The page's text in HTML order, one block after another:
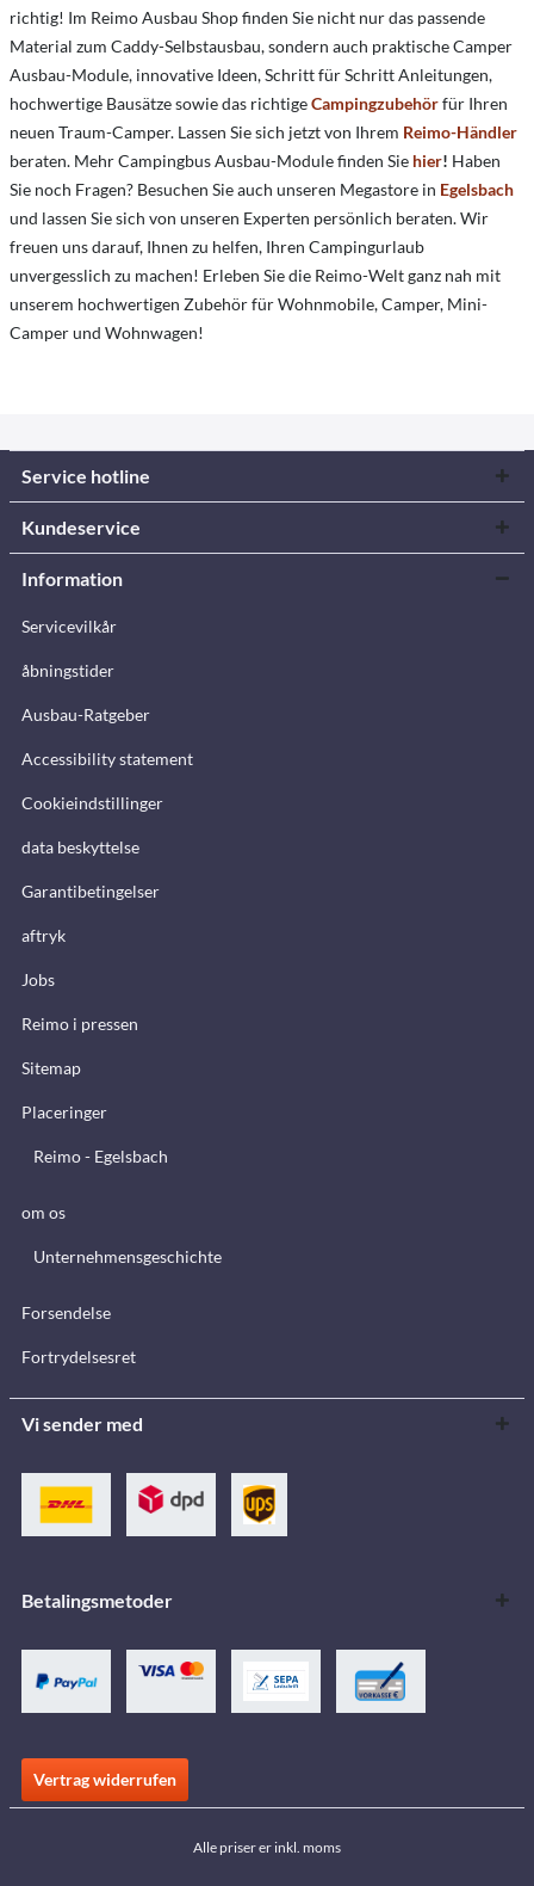
richtig! Im Reimo Ausbau Shop finden Sie nicht nur das passende
Material zum Caddy-Selbstausbau, sondern auch praktische Camper
Ausbau-Module, innovative Ideen, Schritt für Schritt Anleitungen,
hochwertige Bausätze sowie das richtigeCampingzubehörfür Ihren
neuen Traum-Camper. Lassen Sie sich jetzt von Ihrem Reimo-Händler
beraten. Mehr Campingbus Ausbau-Module finden Sie hier! Haben
Sie noch Fragen? Besuchen Sie auch unseren Megastore in Egelsbach
und lassen Sie sich von unseren Experten persönlich beraten. Wir
freuen uns darauf, Ihnen zu helfen, Ihren Campingurlaub
unvergesslich zu machen! Erleben Sie die Reimo-Welt ganz nah mit
unserem hochwertigen Zubehör für Wohnmobile, Camper, Mini-
Camper und Wohnwagen!
Service hotline
Kundeservice
Information
Servicevilkår
åbningstider
Ausbau-Ratgeber
Accessibility statement
Cookieindstillinger
data beskyttelse
Garantibetingelser
aftryk
Jobs
Reimo i pressen
Sitemap
Placeringer
Reimo - Egelsbach
om os
Unternehmensgeschichte
Forsendelse
Fortrydelsesret
Vi sender med
Betalingsmetoder
Vertrag widerrufen
Alle priser er inkl. moms